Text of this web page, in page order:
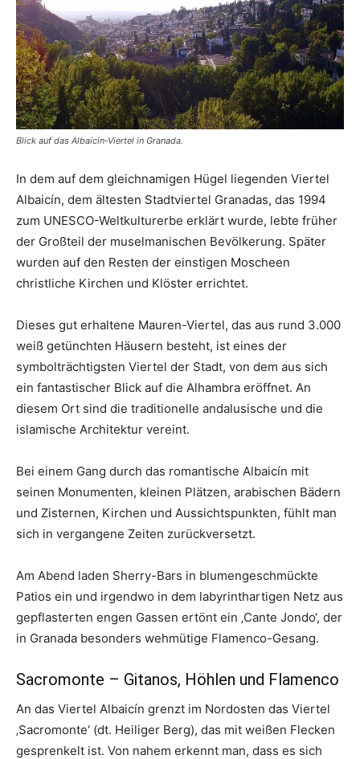
Blick auf das Albaícin-Viertel in Granada.
In dem auf dem gleichnamigen Hügel liegenden Viertel
Albaicín, dem ältesten Stadtviertel Granadas, das 1994
zum UNESCO-Weltkulturerbe erklärt wurde, lebte früher
der Großteil der muselmanischen Bevölkerung. Später
wurden auf den Resten der einstigen Moscheen
christliche Kirchen und Klöster errichtet.
Dieses gut erhaltene Mauren-Viertel, das aus rund 3.000
weiß getünchten Häusern besteht, ist eines der
symbolträchtigsten Viertel der Stadt, von dem aus sich
ein fantastischer Blick auf die Alhambra eröffnet. An
diesem Ort sind die traditionelle andalusische und die
islamische Architektur vereint.
Bei einem Gang durch das romantische Albaicín mit
seinen Monumenten, kleinen Plätzen, arabischen Bädern
und Zisternen, Kirchen und Aussichtspunkten, fühlt man
sich in vergangene Zeiten zurückversetzt.
Am Abend laden Sherry-Bars in blumengeschmückte
Patios ein und irgendwo in dem labyrinthartigen Netz aus
gepflasterten engen Gassen ertönt ein ‚Cante Jondo‘, der
in Granada besonders wehmütige Flamenco-Gesang.
Sacromonte – Gitanos, Höhlen und Flamenco
An das Viertel Albaicín grenzt im Nordosten das Viertel
‚Sacromonte‘ (dt. Heiliger Berg), das mit weißen Flecken
gesprenkelt ist. Von nahem erkennt man, dass es sich